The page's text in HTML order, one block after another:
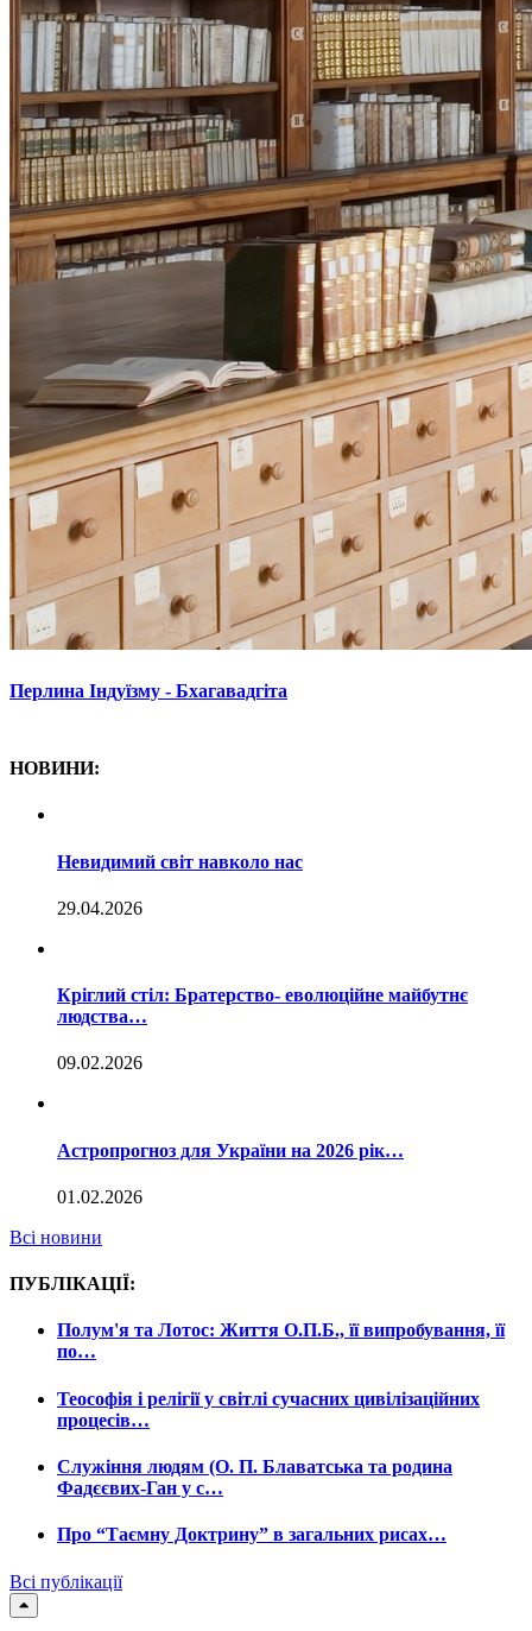
Перлина Індуїзму - Бхагавадгіта
НОВИНИ:
Невидимий світ навколо нас
29.04.2026
Кріглий стіл: Братерство- еволюційне майбутнє
людства…
09.02.2026
Астропрогноз для України на 2026 рік…
01.02.2026
Всі новини
ПУБЛІКАЦІЇ:
Полум'я та Лотос: Життя О.П.Б., її випробування, її
по…
Теософія і релігії у світлі сучасних цивілізаційних
процесів…
Служіння людям (О. П. Блаватська та родина
Фадєєвих-Ган у с…
Про “Таємну Доктрину” в загальних рисах…
Всі публікації